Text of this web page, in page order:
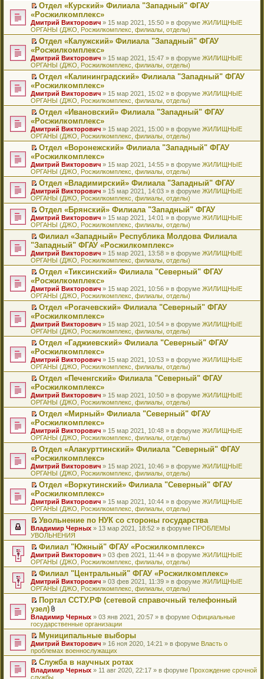
е
н
ю
с
о
б
щ
е
н
ю
н
н
м
у
с
о
б
щ
е
н
ю
о
ч
т
а
н
н
м
у
с
о
б
щ
е
н
ю
у
н
п
р
о
ч
т
а
н
н
м
у
с
о
б
щ
е
н
ю
е
р
о
м
у
н
п
р
о
ч
т
а
н
н
м
у
с
о
б
щ
е
н
и
ю
й
т
к
п
е
р
о
м
у
н
п
р
о
ч
т
а
н
н
м
у
с
о
о
б
щ
е
н
и
ю
П
р
е
й
т
к
п
е
р
о
м
у
н
п
р
о
ч
т
а
н
н
о
м
у
с
о
о
б
щ
е
н
и
ю
Отдел «Курский» Филиала "Западный" ФГАУ
«Росжилкомплекс»
Дмитрий Викторович » 15 мар 2021, 15:50 » в форуме ЖИЛИЩНЫЕ
ОРГАНЫ (ДЖО, Росжилкомплекс, филиалы, отделы)
П
р
е
й
т
к
п
е
р
о
м
у
н
п
р
о
ч
и
т
а
н
н
о
м
у
с
о
о
б
щ
е
н
и
ю
Отдел «Калужский» Филиала "Западный" ФГАУ
«Росжилкомплекс»
Дмитрий Викторович » 15 мар 2021, 15:47 » в форуме ЖИЛИЩНЫЕ
ОРГАНЫ (ДЖО, Росжилкомплекс, филиалы, отделы)
П
р
е
й
т
к
п
е
р
о
м
у
н
е
п
р
о
ч
и
т
а
н
н
о
м
у
с
о
о
б
щ
е
н
и
ю
Отдел «Калининградский» Филиала "Западный" ФГАУ
«Росжилкомплекс»
Дмитрий Викторович » 15 мар 2021, 15:02 » в форуме ЖИЛИЩНЫЕ
ОРГАНЫ (ДЖО, Росжилкомплекс, филиалы, отделы)
П
р
е
й
т
к
п
е
р
в
о
м
у
н
е
п
р
о
ч
и
т
а
н
н
о
м
у
с
о
о
б
щ
е
н
и
ю
Отдел «Ивановский» Филиала "Западный" ФГАУ
«Росжилкомплекс»
Дмитрий Викторович » 15 мар 2021, 15:00 » в форуме ЖИЛИЩНЫЕ
ОРГАНЫ (ДЖО, Росжилкомплекс, филиалы, отделы)
П
р
е
й
т
и
к
п
е
р
в
о
м
у
н
е
п
р
о
ч
и
т
а
н
н
о
м
у
с
о
о
б
щ
е
н
и
ю
Отдел «Воронежский» Филиала "Западный" ФГАУ
«Росжилкомплекс»
Дмитрий Викторович » 15 мар 2021, 14:55 » в форуме ЖИЛИЩНЫЕ
ОРГАНЫ (ДЖО, Росжилкомплекс, филиалы, отделы)
П
е
р
е
й
т
и
к
п
е
р
в
о
м
у
н
е
п
р
о
ч
и
т
а
н
н
о
м
у
с
о
о
б
щ
е
н
и
ю
Отдел «Владимирский» Филиала "Западный" ФГАУ
Дмитрий Викторович » 15 мар 2021, 14:03 » в форуме ЖИЛИЩНЫЕ
ОРГАНЫ (ДЖО, Росжилкомплекс, филиалы, отделы)
П
е
р
е
й
т
и
к
п
е
р
в
о
м
у
н
е
п
р
о
ч
и
т
а
н
н
о
м
у
с
о
о
б
щ
е
н
и
ю
Отдел «Брянский» Филиала "Западный" ФГАУ
Дмитрий Викторович » 15 мар 2021, 14:01 » в форуме ЖИЛИЩНЫЕ
ОРГАНЫ (ДЖО, Росжилкомплекс, филиалы, отделы)
П
е
р
е
й
т
к
п
е
р
о
м
у
н
п
р
о
ч
т
а
н
н
м
у
с
о
б
щ
е
н
ю
Филиал «Западный» Республика Молдова Филиала
"Западный" ФГАУ «Росжилкомплекс»
Дмитрий Викторович » 15 мар 2021, 13:58 » в форуме ЖИЛИЩНЫЕ
ОРГАНЫ (ДЖО, Росжилкомплекс, филиалы, отделы)
П
р
е
й
т
к
п
е
р
о
м
у
н
п
р
о
ч
т
а
н
н
м
у
с
о
б
щ
е
н
и
ю
Отдел «Тиксинский» Филиала "Северный" ФГАУ
«Росжилкомплекс»
Дмитрий Викторович » 15 мар 2021, 10:56 » в форуме ЖИЛИЩНЫЕ
ОРГАНЫ (ДЖО, Росжилкомплекс, филиалы, отделы)
П
р
е
й
т
к
п
е
р
о
м
у
н
п
р
о
ч
т
а
н
н
м
у
с
о
о
б
щ
е
н
и
ю
Отдел «Рогачевский» Филиала "Северный" ФГАУ
«Росжилкомплекс»
Дмитрий Викторович » 15 мар 2021, 10:54 » в форуме ЖИЛИЩНЫЕ
ОРГАНЫ (ДЖО, Росжилкомплекс, филиалы, отделы)
П
р
е
й
т
к
п
е
р
о
м
у
н
п
р
о
ч
т
а
н
н
о
м
у
с
о
о
б
щ
е
н
и
ю
Отдел «Гаджиевский» Филиала "Северный" ФГАУ
«Росжилкомплекс»
Дмитрий Викторович » 15 мар 2021, 10:53 » в форуме ЖИЛИЩНЫЕ
ОРГАНЫ (ДЖО, Росжилкомплекс, филиалы, отделы)
П
р
е
й
т
к
п
е
р
о
м
у
н
п
р
о
ч
и
т
а
н
н
о
м
у
с
о
о
б
щ
е
н
и
ю
Отдел «Печенгский» Филиала "Северный" ФГАУ
«Росжилкомплекс»
Дмитрий Викторович » 15 мар 2021, 10:50 » в форуме ЖИЛИЩНЫЕ
ОРГАНЫ (ДЖО, Росжилкомплекс, филиалы, отделы)
П
р
е
й
т
к
п
е
р
о
м
у
н
е
п
р
о
ч
и
т
а
н
н
о
м
у
с
о
о
б
щ
е
н
и
Отдел «Мирный» Филиала "Северный" ФГАУ
«Росжилкомплекс»
Дмитрий Викторович » 15 мар 2021, 10:48 » в форуме ЖИЛИЩНЫЕ
ОРГАНЫ (ДЖО, Росжилкомплекс, филиалы, отделы)
П
р
е
й
т
к
п
е
р
в
о
м
у
н
е
п
р
о
ч
и
т
а
н
н
о
м
у
с
о
о
Отдел «Алакурттинский» Филиала "Северный" ФГАУ
«Росжилкомплекс»
Дмитрий Викторович » 15 мар 2021, 10:46 » в форуме ЖИЛИЩНЫЕ
ОРГАНЫ (ДЖО, Росжилкомплекс, филиалы, отделы)
П
р
е
й
т
и
к
п
е
р
в
о
м
у
н
е
п
р
о
ч
и
т
а
н
н
о
Отдел «Воркутинский» Филиала "Северный" ФГАУ
«Росжилкомплекс»
Дмитрий Викторович » 15 мар 2021, 10:44 » в форуме ЖИЛИЩНЫЕ
ОРГАНЫ (ДЖО, Росжилкомплекс, филиалы, отделы)
П
е
р
е
й
т
и
к
п
е
р
в
о
м
у
н
е
п
р
о
ч
и
Увольнение по НУК со стороны государства
Владимир Черных » 13 мар 2021, 18:52 » в форуме ПРОБЛЕМЫ
УВОЛЬНЕНИЯ
П
е
р
е
й
т
и
к
п
е
р
в
о
м
у
н
е
п
Филиал "Южный" ФГАУ «Росжилкомплекс»
Дмитрий Викторович » 03 фев 2021, 11:44 » в форуме ЖИЛИЩНЫЕ
ОРГАНЫ (ДЖО, Росжилкомплекс, филиалы, отделы)
П
е
р
й
т
и
к
п
е
р
в
о
м
Филиал "Центральный" ФГАУ «Росжилкомплекс»
Дмитрий Викторович » 03 фев 2021, 11:39 » в форуме ЖИЛИЩНЫЕ
ОРГАНЫ (ДЖО, Росжилкомплекс, филиалы, отделы)
П
е
р
е
й
т
и
к
п
е
р
Портал ССТУ.РФ (сетевой справочный телефонный
узел)
В
л
о
ж
е
н
и
я
Владимир Черных » 03 янв 2021, 20:57 » в форуме Официальные
государственные организации
П
е
р
е
й
т
Муниципальные выборы
Дмитрий Викторович » 16 ноя 2020, 14:21 » в форуме Власть о
проблемах военнослужащих
П
е
Служба в научных ротах
Владимир Черных » 11 авг 2020, 22:17 » в форуме Прохождение срочной
службы